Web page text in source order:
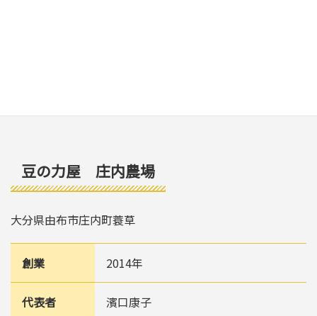
豆の力屋 庄内農場
大分県由布市庄内町蓑草
創業 2014年
代表者 濱口康子